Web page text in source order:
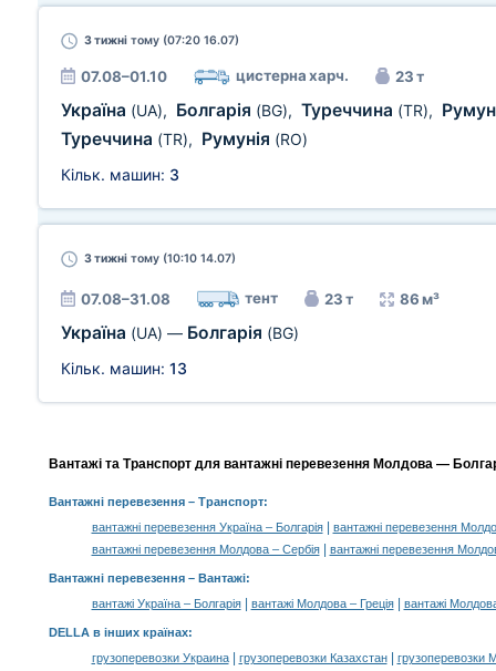
3 тижні тому (07:20 16.07)
07.08–01.10 цистерна харч. 23 т
Україна (UA), Болгарія (BG), Туреччина (TR),
Туреччина (TR), Румунія (RO)
Кільк. машин: 3
3 тижні тому (10:10 14.07)
07.08–31.08 тент 23 т 86 м³
Україна (UA) — Болгарія (BG)
Кільк. машин: 13
Вантажі та Транспорт для вантажні перевезення Молдова —
Вантажні перевезення– Транспорт:
вантажні перевезення Україна – Болгарія|
вантажні перевезення
вантажні перевезення Молдова – Сербія| вантажні перевезення
Вантажні перевезення – Вантажі:
вантажі Україна – Болгарія| вантажі Молдова – Греція| вантажі
DELLA в інших країнах:
грузоперевозки Украина| грузоперевозки Казахстан|
грузоперевозки